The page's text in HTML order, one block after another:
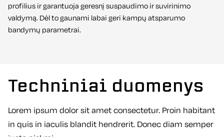
profilius ir garantuoja geresnį suspaudimo ir suvirinimo
valdymą. Dėl to gaunami labai geri kampų atsparumo
bandymų parametrai.
Techniniai duomenys
Lorem ipsum dolor sit amet consectetur. Proin habitant
in quis in iaculis blandit hendrerit. Donec diam semper